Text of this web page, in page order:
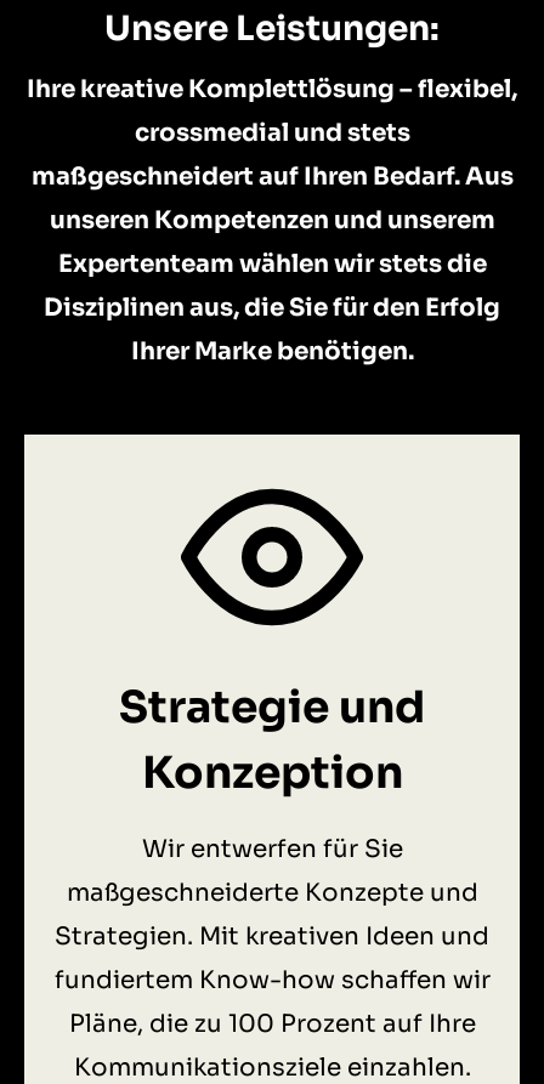
Unsere Leistungen:
Ihre kreative Komplettlösung – flexibel,
crossmedial und stets
maßgeschneidert auf Ihren Bedarf. Aus
unseren Kompetenzen und unserem
Expertenteam wählen wir stets die
Disziplinen aus, die Sie für den Erfolg
Ihrer Marke benötigen.
Strategie und
Konzeption
Wir entwerfen für Sie
maßgeschneiderte Konzepte und
Strategien. Mit kreativen Ideen und
fundiertem Know-how schaffen wir
Pläne, die zu 100 Prozent auf Ihre
Kommunikationsziele einzahlen.